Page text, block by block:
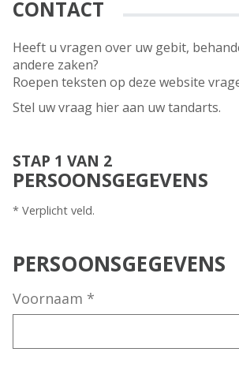
CONTACT
Heeft u vragen over uw gebit,
andere zaken?
Roepen teksten op deze website
Stel uw vraag hier aan uw tandarts.
STAP 1 VAN 2
PERSOONSGEGEVENS
* Verplicht veld.
PERSOONSGEGEVENS
Voornaam *